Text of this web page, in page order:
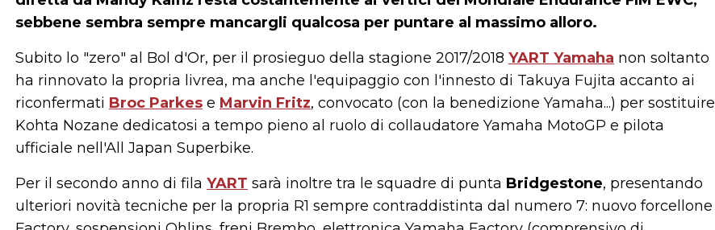
sebbene sembra sempre mancargli qualcosa per puntare al massimo alloro.
Subito lo "zero" al Bol d'Or, per il prosieguo della stagione 2017/2018 YART Yamaha non soltanto
ha rinnovato la propria livrea, ma anche l'equipaggio con l'innesto di Takuya Fujita accanto ai
riconfermati Broc Parkes e Marvin Fritz, convocato (con la benedizione Yamaha...) per sostituire
Kohta Nozane dedicatosi a tempo pieno al ruolo di collaudatore Yamaha MotoGP e pilota
ufficiale nell'All Japan Superbike.
Per il secondo anno di fila YART sarà inoltre tra le squadre di punta Bridgestone, presentando
ulteriori novità tecniche per la propria R1 sempre contraddistinta dal numero 7: nuovo forcellone